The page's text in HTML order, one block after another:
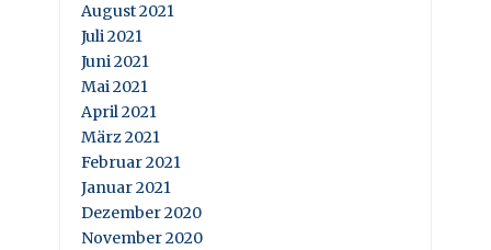
August 2021
Juli 2021
Juni 2021
Mai 2021
April 2021
März 2021
Februar 2021
Januar 2021
Dezember 2020
November 2020